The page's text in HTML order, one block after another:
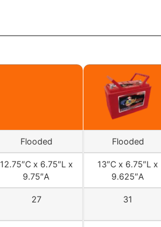
Flooded Flooded
12.75″C x 6.75″L x
9.75″A
13″C x 6.75″L x
9.625″A
27 31